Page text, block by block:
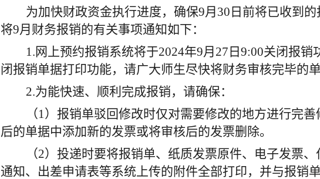
为加快财政资金执行进度， 确保9月 30日前将已收到
将9月财务报销的有关事项通知如下：
1.网上预约报销系统将于2024年9月 27 日 9:00关闭报销
闭报销单据打印功能，请广大师生尽快将财务审核完毕的单
2.为能快速、顺利完成报销，请确保：
（1）报销单驳回修改时仅对需要修改的地方进行完
后的单据中添加新的发票或将审核后的发票删除。
（2）投递时要将报销单、 纸质发票原件、电子发票
通知、 出差申请表等系统上传的附件全部打印，并与报销